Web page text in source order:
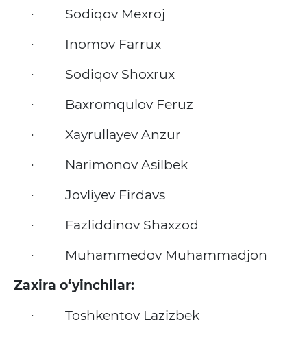
· Sodiqov Mexroj
· Inomov Farrux
· Sodiqov Shoxrux
· Baxromqulov Feruz
· Xayrullayev Anzur
· Narimonov Asilbek
· Jovliyev Firdavs
· Fazliddinov Shaxzod
·
Muhammedov Muhammadjon
Zaxira o‘yinchilar:
· Toshkentov Lazizbek